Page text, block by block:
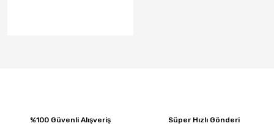
%100 Güvenli Alışveriş Süper Hızlı Gönderi